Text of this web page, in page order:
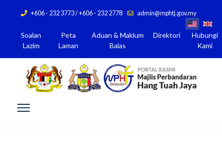
+606 - 232 3773 / +606 - 232 2778 admin@mphtj.gov.my
Soalan
Lazim
Peta
Laman
Aduan & Maklum
Balas
Direktori
Hubungi
Kami